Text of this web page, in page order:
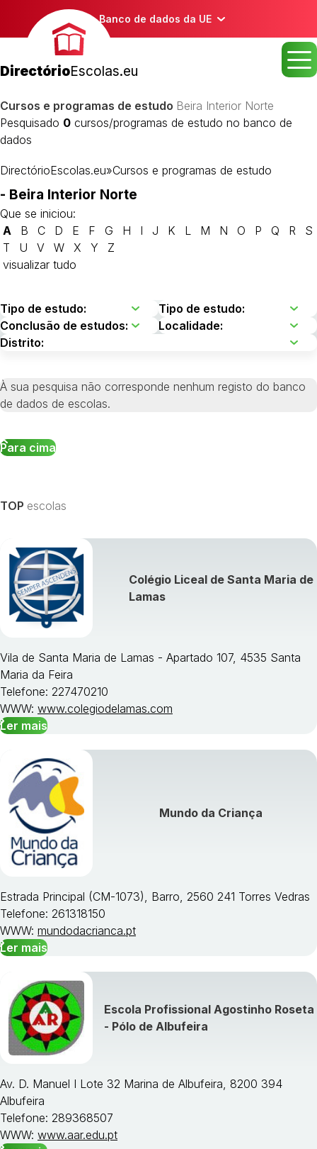
Banco de dados da UE
DirectórioEscolas.eu
Cursos e programas de estudo Beira Interior Norte
Pesquisado 0 cursos/programas de estudo no banco de
dados
DirectórioEscolas.eu»Cursos e programas de estudo
- Beira Interior Norte
Que se iniciou:
A
B C D E F G H I J K L M N O P Q R
S
T
U V W X Y
Z
visualizar tudo
À sua pesquisa não corresponde nenhum registo do banco
de dados de escolas.
Para cima
TOP escolas
Colégio Liceal de Santa Maria de
Lamas
Vila de Santa Maria de Lamas - Apartado 107, 4535 Santa
Maria da Feira
Telefone: 227470210
WWW: www.colegiodelamas.com
Ler mais
Mundo da Criança
Estrada Principal (CM-1073), Barro, 2560 241 Torres Vedras
Telefone: 261318150
WWW: mundodacrianca.pt
Ler mais
Escola Profissional Agostinho Roseta
- Pólo de Albufeira
Av. D. Manuel I Lote 32 Marina de Albufeira, 8200 394
Albufeira
Telefone: 289368507
WWW: www.aar.edu.pt